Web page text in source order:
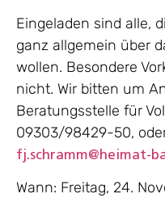
Eingeladen sind alle,
ganz allgemein über
wollen. Besondere
nicht. Wir bitten um
Beratungsstelle für
09303/98429-50,
fj.schramm@heimat-
Wann: Freitag, 24.